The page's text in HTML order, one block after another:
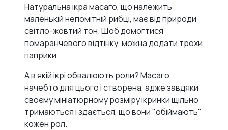
Натуральна ікра масаго, що належить
маленькій непомітній рибці, має від природи
світло-жовтий тон. Щоб домогтися
помаранчевого відтінку, можна додати трохи
паприки.
А в якій ікрі обвалюють роли? Масаго
начебто для цього і створена, адже завдяки
своєму мініатюрному розміру ікринки щільно
тримаються і здається, що вони "обіймають"
кожен рол.